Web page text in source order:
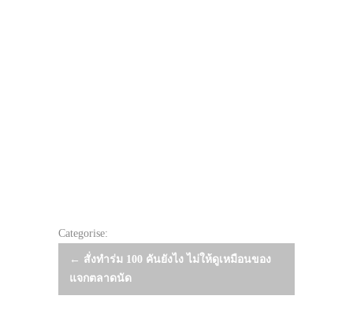
Categorise:
Post
navigation
← สั่งทำร่ม 100 คันยังไง ไม่ให้ดูเหมือนของ
แจกตลาดนัด